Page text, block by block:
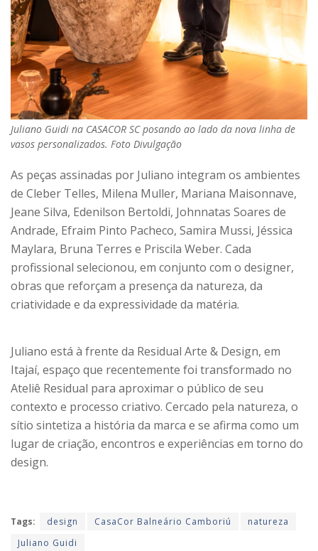
Juliano Guidi na CASACOR SC posando ao lado da nova linha de
vasos personalizados. Foto Divulgação
As peças assinadas por Juliano integram os ambientes
de Cleber Telles, Milena Muller, Mariana Maisonnave,
Jeane Silva, Edenilson Bertoldi, Johnnatas Soares de
Andrade, Efraim Pinto Pacheco, Samira Mussi, Jéssica
Maylara, Bruna Terres e Priscila Weber. Cada
profissional selecionou, em conjunto com o designer,
obras que reforçam a presença da natureza, da
criatividade e da expressividade da matéria.
Juliano está à frente da Residual Arte & Design, em
Itajaí, espaço que recentemente foi transformado no
Ateliê Residual para aproximar o público de seu
contexto e processo criativo. Cercado pela natureza, o
sítio sintetiza a história da marca e se afirma como um
lugar de criação, encontros e experiências em torno do
design.
Tags: design CasaCor Balneário Camboriú
natureza
Juliano Guidi